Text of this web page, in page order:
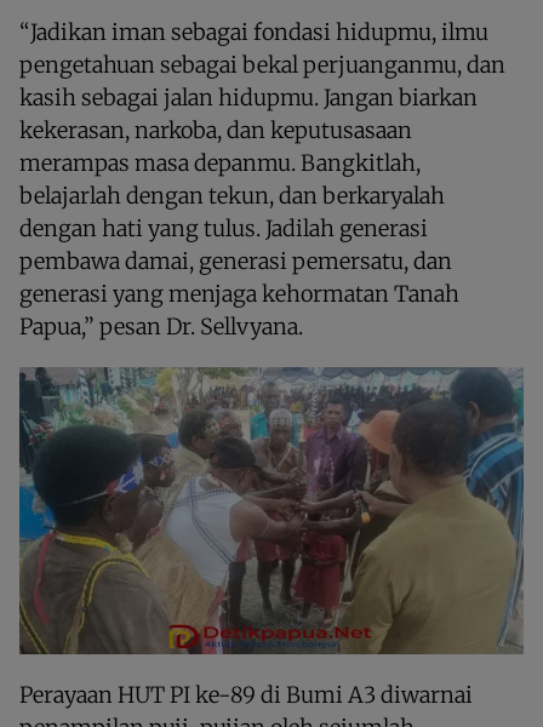
“Jadikan iman sebagai fondasi hidupmu, ilmu
pengetahuan sebagai bekal perjuanganmu, dan
kasih sebagai jalan hidupmu. Jangan biarkan
kekerasan, narkoba, dan keputusasaan
merampas masa depanmu. Bangkitlah,
belajarlah dengan tekun, dan berkaryalah
dengan hati yang tulus. Jadilah generasi
pembawa damai, generasi pemersatu, dan
generasi yang menjaga kehormatan Tanah
Papua,” pesan Dr. Sellvyana.
Perayaan HUT PI ke-89 di Bumi A3 diwarnai